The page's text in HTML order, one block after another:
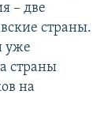
– две
страны.
уже
страны
на